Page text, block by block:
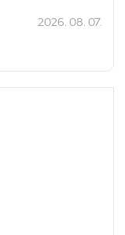
2026. 08. 07.